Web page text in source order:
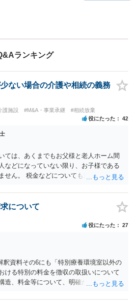
、インターネット上のト
ルに注力！！
ランキング
ない場合の介護や相続の義務
護施設 #M&A・事業承継 #相続放棄
役にたった 42
ては、あくまでもお父様と老人ホーム間
などになっていない限り、お子様である
せん。 税金などについても滞納している
という連絡が役所から来ますが、できな
。 相続が開始した場合については先述の
はご相談者さまがお考えのほど強いもの
、余力の範囲で認められるものです。 親
する扶養義務に比べて弱いものです。 生
の後会っていなかったという事情も、扶
理由になります。
について
役にたった 27
釈資料その6にも「特別療養環境室以外の
ける特別の料金を徴収の取扱いについて
造、料金等について、明確かつ懇切丁寧
特別療養環境室以外の病室の病床が満床